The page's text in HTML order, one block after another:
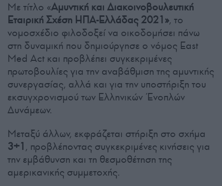
Με τίτλο «Αμυντική και Διακοινοβουλευτική
Εταιρική Σχέση ΗΠΑ-Ελλάδας 2021», το
νομοσχέδιο φιλοδοξεί να οικοδομήσει πάνω
στη δυναμική που δημιούργησε ο νόμος East
Med Act και προβλέπει συγκεκριμένες
πρωτοβουλίες για την αναβάθμιση της αμυντικής
συνεργασίας, αλλά και για την υποστήριξη του
εκσυγχρονισμού των Ελληνικών Ένοπλών
Δυνάμεων.
Μεταξύ άλλων, εκφράζεται στήριξη στο σχήμα
3+1, προβλέποντας συγκεκριμένες κινήσεις για
την εμβάθυνση και τη θεσμοθέτηση της
αμερικανικής συμμετοχής.